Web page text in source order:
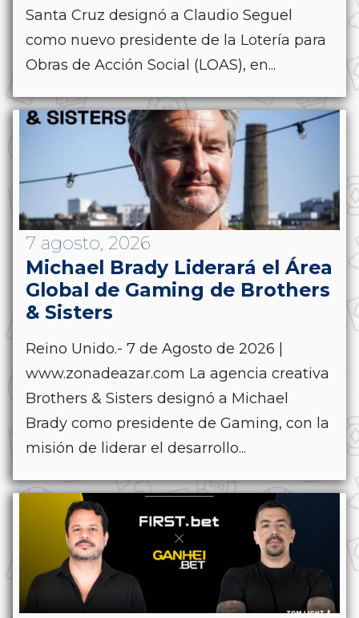
Santa Cruz designó a Claudio Seguel
como nuevo presidente de la Lotería para
Obras de Acción Social (LOAS), en...
7 agosto, 2026
Michael Brady Liderará el Área
Global de Gaming de Brothers
& Sisters
Reino Unido.- 7 de Agosto de 2026 |
www.zonadeazar.com La agencia creativa
Brothers & Sisters designó a Michael
Brady como presidente de Gaming, con la
misión de liderar el desarrollo...